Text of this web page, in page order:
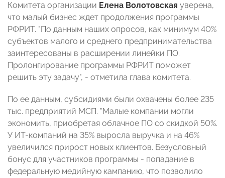
Комитета организации Елена Волотовская уверена,
что малый бизнес ждет продолжения программы
РФРИТ. "По данным наших опросов, как минимум 40%
субъектов малого и среднего предпринимательства
заинтересованы в расширении линейки ПО.
Пролонгирование программы РФРИТ поможет
решить эту задачу", - отметила глава комитета.
По ее данным, субсидиями были охвачены более 235
тыс. предприятий МСП. "Малые компании могли
экономить, приобретая облачное ПО со скидкой 50%.
У ИТ-компаний на 35% выросла выручка и на 46%
увеличился прирост новых клиентов. Безусловный
бонус для участников программы - попадание в
федеральную медийную кампанию, что позволило